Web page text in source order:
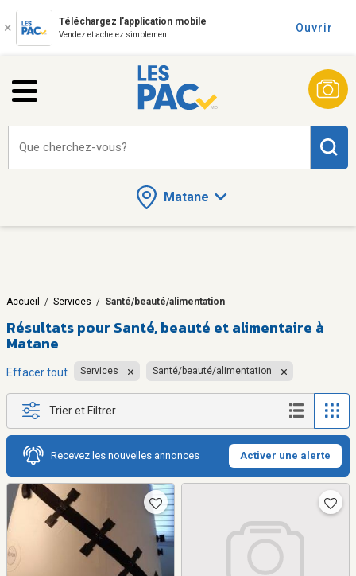
Téléchargez l'application mobile
Vendez et achetez simplement
Ouvrir
Matane
Que cherchez-vous?
Accueil / Services / Santé/beauté/alimentation
Résultats pour Santé, beauté et alimentaire à
Matane
Effacer tout Services Santé/beauté/alimentation
Trier et Filtrer
Recevez les nouvelles annonces Activer une alerte